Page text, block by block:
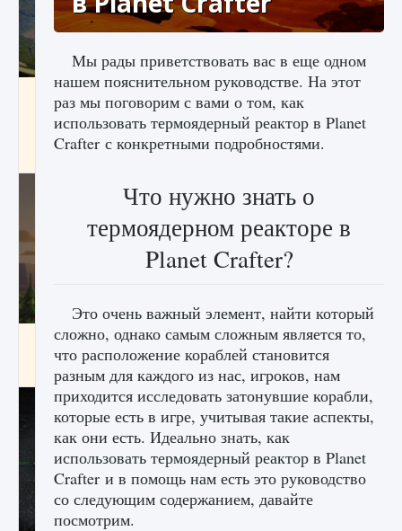
Как исправить ошибку Palworld «Идет
сохранение мира — Невозможно начать
сохранение данных мира»
9 августа 2024 2 511 0 0
Как заработать медали лиги Clash of Clans
9 августа 2024 2 599
Мы рады приветствовать вас в еще одном
нашем пояснительном руководстве. На этот
раз мы поговорим с вами о том, как
использовать термоядерный реактор в Planet
Crafter с конкретными подробностями.
Что нужно знать о
термоядерном реакторе в
Planet Crafter?
Это очень важный элемент, найти который
сложно, однако самым сложным является то,
что расположение кораблей становится
разным для каждого из нас, игроков, нам
приходится исследовать затонувшие корабли,
которые есть в игре, учитывая такие аспекты,
как они есть. Идеально знать, как
использовать термоядерный реактор в Planet
Crafter и в помощь нам есть это руководство
со следующим содержанием, давайте
посмотрим.